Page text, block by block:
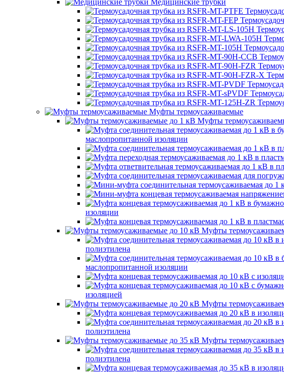
Медицинские трубки
Муфты термоусаживаемые
Муфты
маслопропитанной изоляции
изоляции
Муфты
полиэтилена
маслопропитанной изоляции
изоляцией
Муфты
полиэтилена
Муфты
полиэтилена